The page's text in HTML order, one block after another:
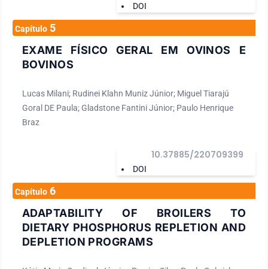
DOI
Capítulo 5
EXAME FÍSICO GERAL EM OVINOS E
BOVINOS
Lucas Milani; Rudinei Klahn Muniz Júnior; Miguel Tiarajú
Goral DE Paula; Gladstone Fantini Júnior; Paulo Henrique
Braz
DOI
10.37885/220709399
Capítulo 6
ADAPTABILITY OF BROILERS TO
DIETARY PHOSPHORUS REPLETION AND
DEPLETION PROGRAMS